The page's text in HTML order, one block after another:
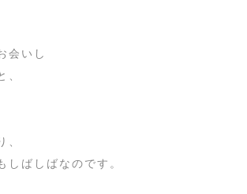
会いし
、
、
しばしばなのです。